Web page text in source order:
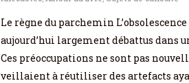
Le règne du parchemin
aujourd’hui largement débattus dans
Ces préoccupations ne sont pas
veillaient à réutiliser des artefacts